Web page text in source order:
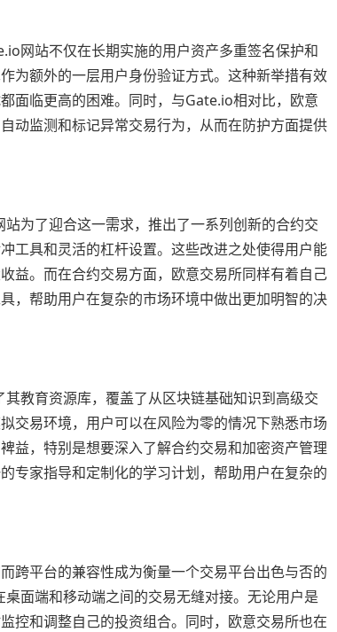
网站不仅在长期实施的用户资产多重签名保护和
为额外的一层用户身份验证方式。这种新举措有效
面临更高的困难。同时，与Gate.io相对比，欧意
动监测和标记异常交易行为，从而在防护方面提供
为了迎合这一需求，推出了一系列创新的合约交
工具和灵活的杠杆设置。这些改进之处使得用户能
益。而在合约交易方面，欧意交易所同样有着自己
，帮助用户在复杂的市场环境中做出更加明智的决
教育资源库，覆盖了从区块链基础知识到高级交
交易环境，用户可以在风险为零的情况下熟悉市场
益，特别是想要深入了解合约交易和加密资产管理
专家指导和定制化的学习计划，帮助用户在复杂的
跨平台的兼容性成为衡量一个交易平台出色与否的
面端和移动端之间的交易无缝对接。无论用户是
控和调整自己的投资组合。同时，欧意交易所也在